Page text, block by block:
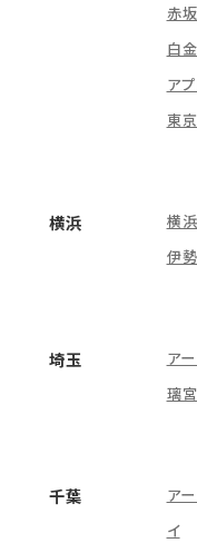
赤
白
ア
東
横浜
横
伊
埼玉
ア
璃宮
千葉
ア
イ